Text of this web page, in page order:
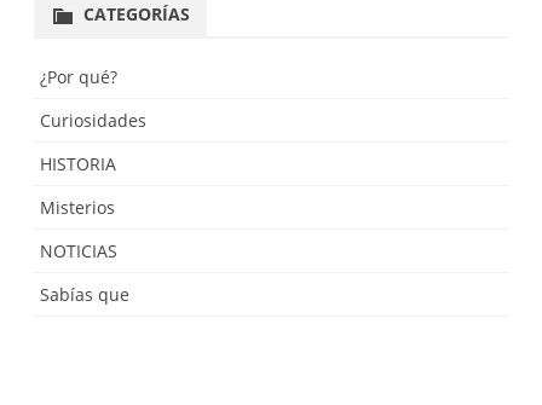
CATEGORÍAS
¿Por qué?
Curiosidades
HISTORIA
Misterios
NOTICIAS
Sabías que